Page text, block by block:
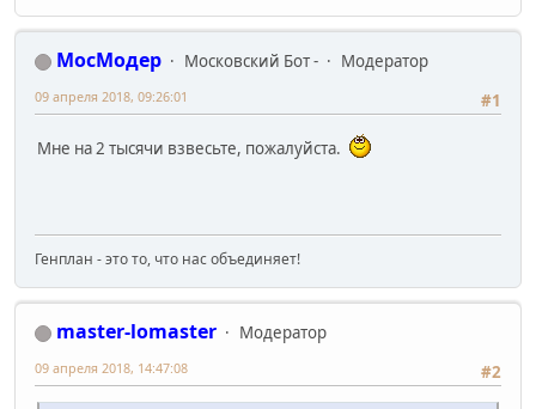
МосМодер Московский Бот -
Модератор
#1
09 апреля 2018, 09:26:01
Мне на 2 тысячи взвесьте, пожалуйста.
Генплан - это то, что нас объединяет!
master-lomaster
Модератор
#2
09 апреля 2018, 14:47:08